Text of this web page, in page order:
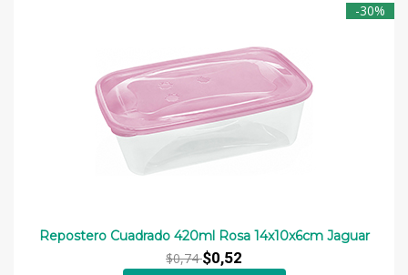
-30%
Repostero Cuadrado 420ml Rosa 14x10x6cm Jaguar
$0,74$0,52